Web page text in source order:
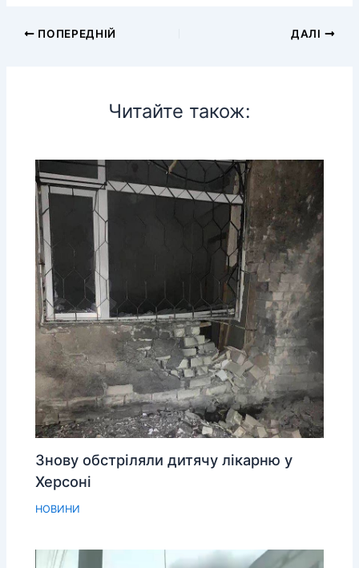
ПОПЕРЕДНІЙ ДАЛІ
Читайте також:
Знову обстріляли дитячу лікарню у
Херсоні
НОВИНИ